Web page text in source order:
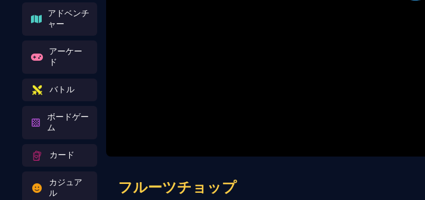
アドベンチ
ャー
アーケー
ド
バトル
ボードゲー
ム
カード
カジュア
ル
フルーツチョップ